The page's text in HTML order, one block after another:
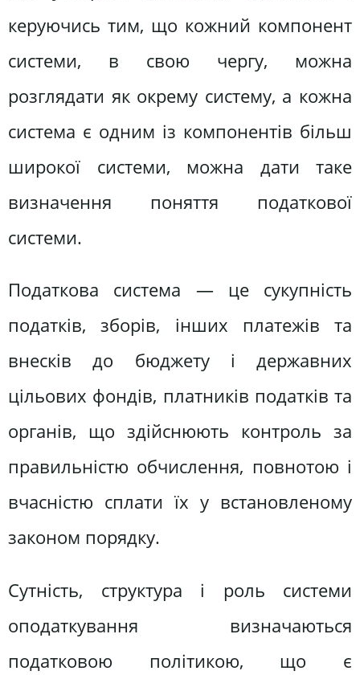
керуючись тим, що кожний компонент
системи, в свою чергу, можна
розглядати як окрему систему, а кожна
система є одним із компонентів більш
широкої системи, можна дати таке
визначення поняття податкової
системи.
Податкова система — це сукупність
податків, зборів, інших платежів та
внесків до бюджету і державних
цільових фондів, платників податків та
органів, що здійснюють контроль за
правильністю обчислення, повнотою і
вчасністю сплати їх у встановленому
законом порядку.
Сутність, структура і роль системи
оподаткування визначаються
податковою політикою, що є